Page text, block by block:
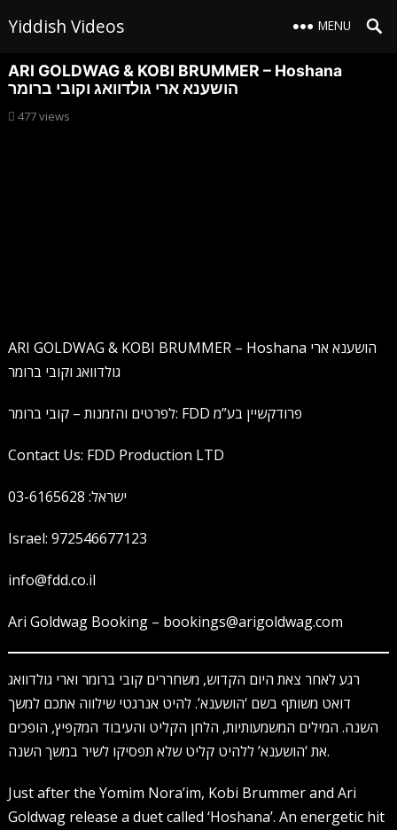
Yiddish Videos MENU
ARI GOLDWAG & KOBI BRUMMER – Hoshana
הושענא ארי גולדוואג וקובי ברומר
477views
ARI GOLDWAG & KOBI BRUMMER – Hoshana הושענא ארי
גולדוואג וקובי ברומר
לפרטים והזמנות – קובי ברומר: FDD פרודקשיין בע”מ
Contact Us: FDD Production LTD
ישראל: 03-6165628
Israel: 972546677123
info@fdd.co.il
Ari Goldwag Booking – bookings@arigoldwag.com
רגע לאחר צאת היום הקדוש, משחררים קובי ברומר וארי גולדוואג
דואט משותף בשם ‘הושענא’. להיט אנרגטי שילווה אתכם למשך
השנה. המילים המשמעותיות, הלחן הקליט והעיבוד המקפיץ, הופכים
את ‘הושענא’ ללהיט קליט שלא תפסיקו לשיר במשך השנה.
Just after the Yomim Nora’im, Kobi Brummer and Ari
Goldwag release a duet called ‘Hoshana’. An energetic hit